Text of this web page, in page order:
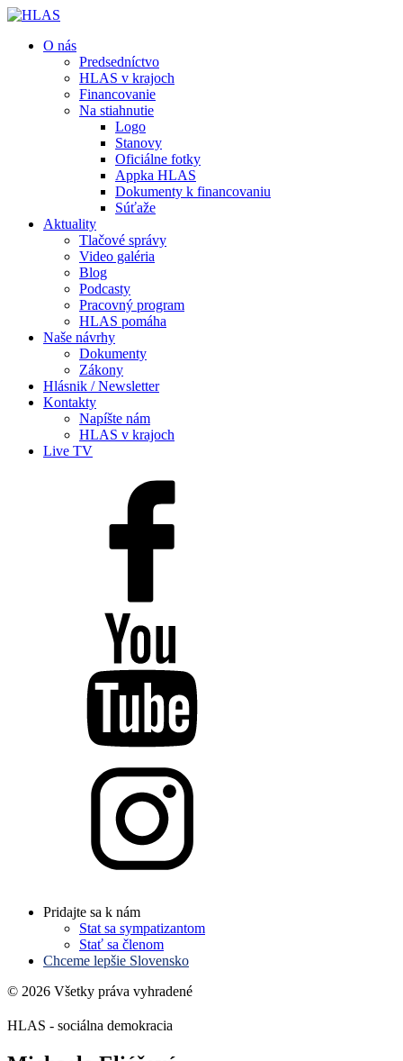
O nás
Predsedníctvo
HLAS v krajoch
Financovanie
Na stiahnutie
Logo
Stanovy
Oficiálne fotky
Appka HLAS
Dokumenty k financovaniu
Súťaže
Aktuality
Tlačové správy
Video galéria
Blog
Podcasty
Pracovný program
HLAS pomáha
Naše návrhy
Dokumenty
Zákony
Hlásnik / Newsletter
Kontakty
Napíšte nám
HLAS v krajoch
Live TV
Pridajte sa k nám
Stat sa sympatizantom
Stať sa členom
Chceme lepšie Slovensko
© 2026 Všetky práva vyhradené
HLAS - sociálna demokracia